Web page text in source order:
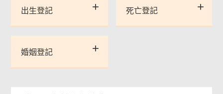
出生登記 死亡登記
婚姻登記